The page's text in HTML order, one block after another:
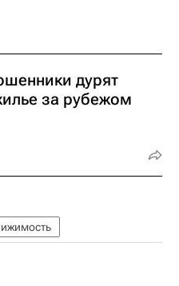
дурят
за рубежом